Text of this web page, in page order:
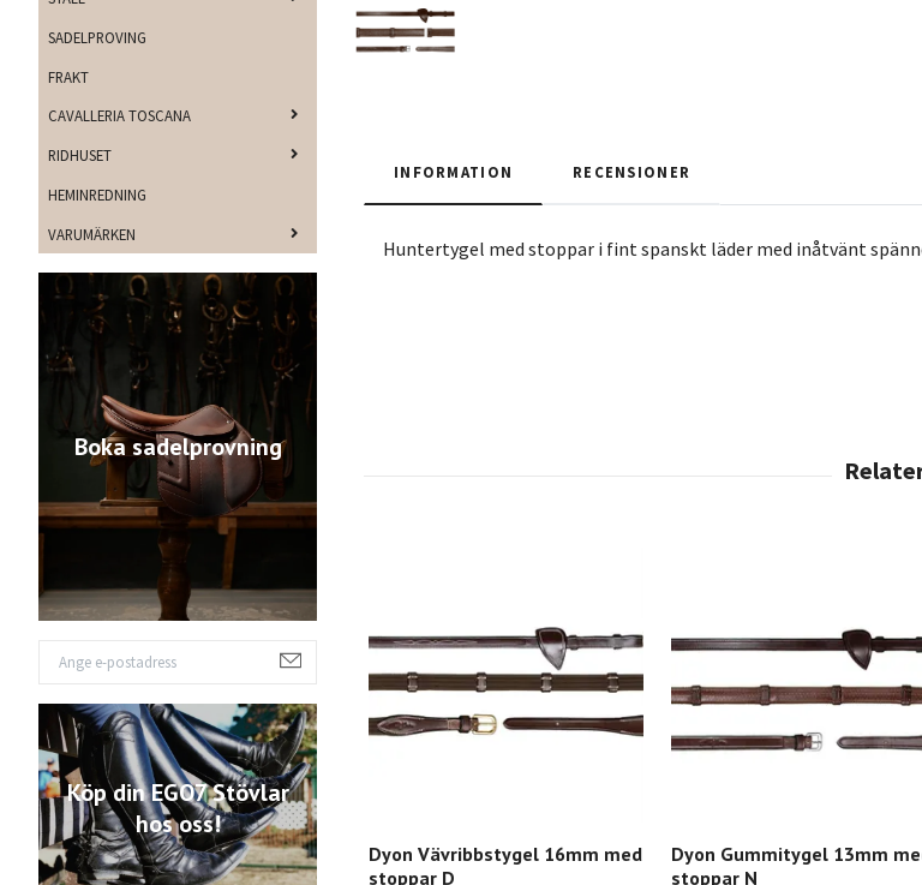
SADELPROVING
FRAKT
CAVALLERIA TOSCANA
RIDHUSET
HEMINREDNING
VARUMÄRKEN
Boka sadelprovning
Köp din EGO7 Stövlar
hos oss!
INFORMATION RECENSIONER
Huntertygel med stoppar i fint spanskt läder med inåtvänt
Dyon Vävribbstygel 16mm med
stoppar D
Dyon Gummitygel 13mm
stoppar N